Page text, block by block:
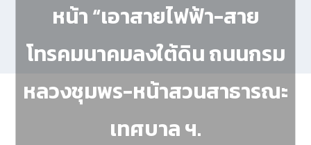
หน้า “เอาสายไฟฟ้า-สาย
โทรคมนาคมลงใต้ดิน ถนนกรม
หลวงชุมพร-หน้าสวนสาธารณะ
เทศบาล ฯ.